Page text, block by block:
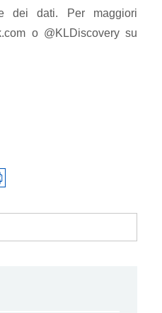
dei dati. Per maggiori
o @KLDiscovery su